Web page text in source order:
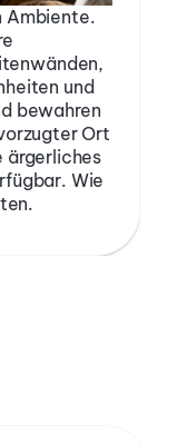
Ambiente.
und
bewahren
Ort
ärgerliches
Wie